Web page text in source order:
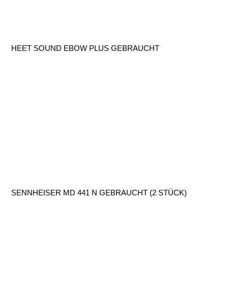
HEET SOUND EBOW PLUS GEBRAUCHT
SENNHEISER MD 441 N GEBRAUCHT (2 STÜCK)